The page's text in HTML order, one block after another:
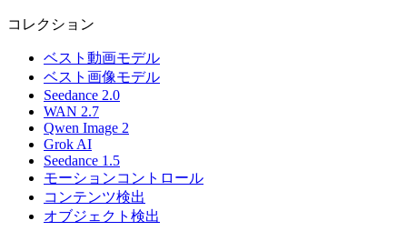
コレクション
ベスト動画モデル
ベスト画像モデル
Seedance 2.0
WAN 2.7
Qwen Image 2
Grok AI
Seedance 1.5
モーションコントロール
コンテンツ検出
オブジェクト検出